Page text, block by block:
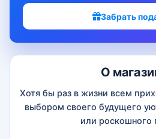
О
Хотя бы раз в жизни всем
выбором своего будущего
или роскошного
Забрать